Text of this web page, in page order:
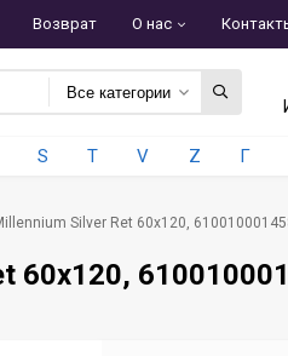
Возврат О нас
Все категории
S T V Z Г
Silver Ret 60x120,
60x120,